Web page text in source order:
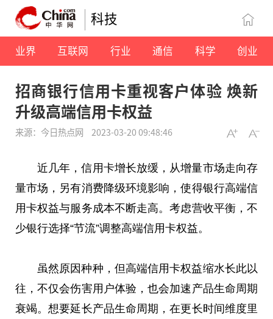
科技
业界 互联网 行业 通信 科学 创业
招商银行信用卡重视客户体验 焕新
升级高端信用卡权益
来源：今日热点网 2023-03-20 09:48:46
近 几年，信用卡增长放缓，从增量市场走向存
量市场，另有消费降级环境影响，使得银行高端信
用卡权益与服务成本不断走高。考虑营收平衡，不
少银行选择“节流”调整高端信用卡权益。
虽然原因种种，但高端信用卡权益缩水长此以
往，不仅会伤害用户体验，也会加速产品生命周期
衰竭。想要延长产品生命周期，在更长时间维度里